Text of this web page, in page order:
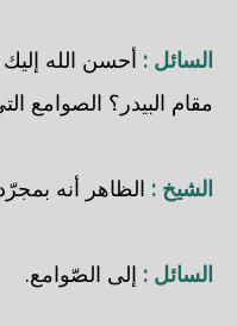
السائل : أحسن الله
مقام البيدر؟ الصوامع
الشيخ : الظاهر أنه
السائل : إلى الصّوامع.